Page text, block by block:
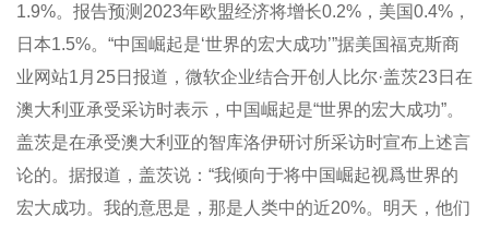
1.9%。报告预测2023年欧盟经济将增长0.2%，美国0.4%，
日本1.5%。“中国崛起是‘世界的宏大成功’”据美国福克斯商
业网站1月25日报道，微软企业结合开创人比尔·盖茨23日在
澳大利亚承受采访时表示，中国崛起是“世界的宏大成功”。
盖茨是在承受澳大利亚的智库洛伊研讨所采访时宣布上述言
论的。据报道，盖茨说：“我倾向于将中国崛起视爲世界的
宏大成功。我的意思是，那是人类中的近20%。明天，他们